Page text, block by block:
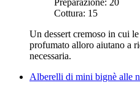
Cottura: 15
Un dessert cremoso in cui
profumato alloro aiutano a
necessaria.
Alberelli di mini bignè alle